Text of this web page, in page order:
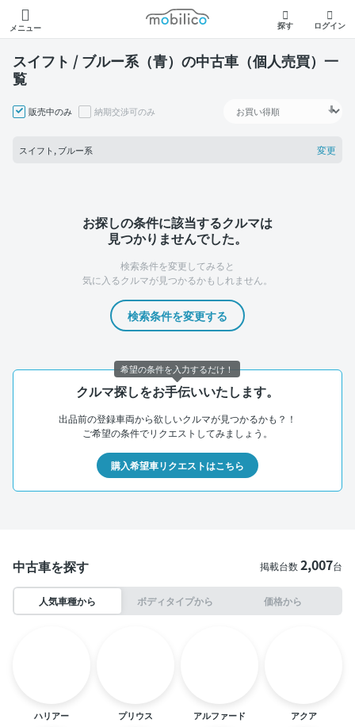
メニュー
モビリコ
探す ログイン
スイフト / ブルー系（青）の中古車（個人売買）一
覧
販売中のみ 納期交渉可のみ
スイフト, ブルー系 変更
お探しの条件に該当するクルマは
見つかりませんでした。
検索条件を変更してみると
気に入るクルマが見つかるかもしれません。
検索条件を変更する
クルマ探しをお手伝いいたします。
出品前の登録車両から欲しいクルマが見つかるかも？！
ご希望の条件でリクエストしてみましょう。
購入希望車リクエストはこちら
中古車を探す 掲載台数2,007台
人気車種から ボディタイプから 価格から
ハリアー プリウス アルファード アクア
希望の条件を入力するだけ！